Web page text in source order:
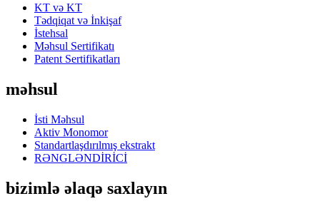
KT və KT
Tədqiqat və İnkişaf
İstehsal
Məhsul Sertifikatı
Patent Sertifikatları
məhsul
İsti Məhsul
Aktiv Monomor
Standartlaşdırılmış ekstrakt
RƏNGLƏNDİRİCİ
bizimlə əlaqə saxlayın